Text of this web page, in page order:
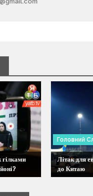
гілками
Головний
Літак для
до Китаю